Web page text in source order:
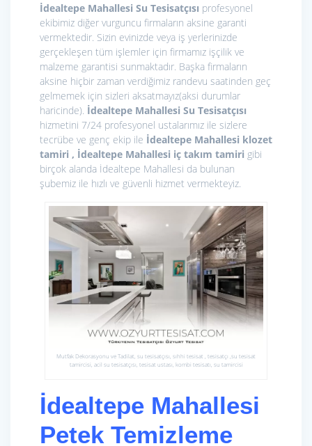
İdealtepe Mahallesi Su Tesisatçısı profesyonel
ekibimiz diğer vurguncu firmaların aksine garanti
vermektedir. Sizin evinizde veya iş yerlerinizde
gerçekleşen tüm işlemler için firmamız işçilik ve
malzeme garantisi sunmaktadır. Başka firmaların
aksine hiçbir zaman verdiğimiz randevu saatinden geç
gelmemek için sizleri aksatmayız(aksi durumlar
haricinde). İdealtepe Mahallesi Su Tesisatçısı
hizmetini 7/24 profesyonel ustalarımız ile sizlere
tecrübe ve genç ekip ile İdealtepe Mahallesi klozet
tamiri , İdealtepe Mahallesi iç takım tamiri gibi
birçok alanda İdealtepe Mahallesi da bulunan
şubemiz ile hızlı ve güvenli hizmet vermekteyiz.
Mutfak Dekorasyonu ve Tadilat, su tesisatçısı, sıhhi tesisat , tesisatçı ,su tesisat
tamircisi, acil su tesisatçısı, tesisat ustası, kombi tesisatı, su tamircisi
İdealtepe Mahallesi
Petek Temizleme